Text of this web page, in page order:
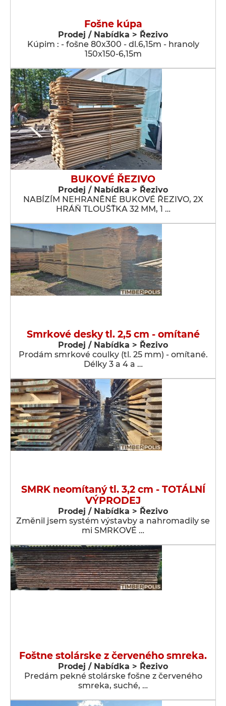
Fošne kúpa
Prodej / Nabídka > Řezivo
Kúpim : - fošne 80x300 - dl.6,15m - hranoly
150x150-6,15m
BUKOVÉ ŘEZIVO
Prodej / Nabídka > Řezivo
NABÍZÍM NEHRANĚNÉ BUKOVÉ ŘEZIVO, 2X
HRÁŇ TLOUŠŤKA 32 MM, 1 …
Smrkové desky tl. 2,5 cm - omítané
Prodej / Nabídka > Řezivo
Prodám smrkové coulky (tl. 25 mm) - omítané.
Délky 3 a 4 a …
SMRK neomítaný tl. 3,2 cm - TOTÁLNÍ
VÝPRODEJ
Prodej / Nabídka > Řezivo
Změnil jsem systém výstavby a nahromadily se
mi SMRKOVÉ …
Foštne stolárske z červeného smreka.
Prodej / Nabídka > Řezivo
Predám pekné stolárske fošne z červeného
smreka, suché, …